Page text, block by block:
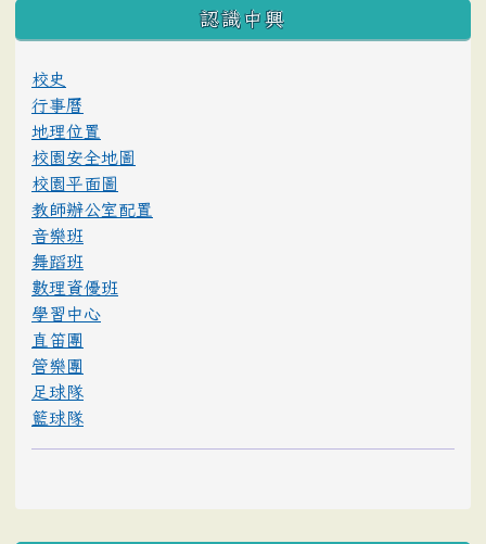
:::
認識中興
校史
行事曆
地理位置
校園安全地圖
校園平面圖
教師辦公室配置
音樂班
舞蹈班
數理資優班
學習中心
直笛團
管樂團
足球隊
籃球隊